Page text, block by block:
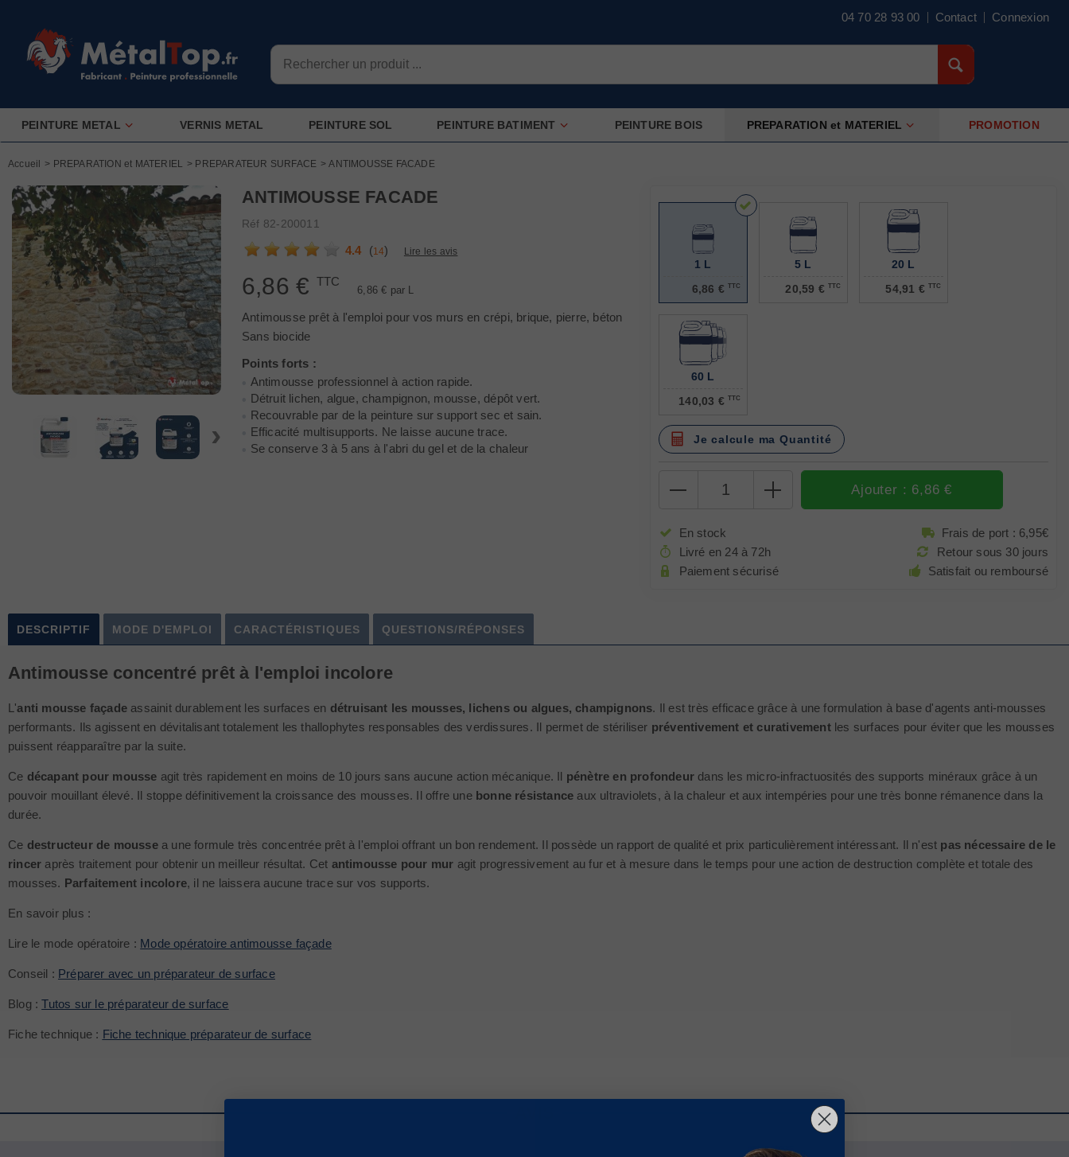
04 70 28 93 00 Contact Connexion
PEINTURE METAL VERNIS METAL PEINTURE SOL PEINTURE BATIMENT PEINTURE BOIS PREPARATION et MATERIEL PROMOTION
Accueil > PREPARATION et MATERIEL > PREPARATEUR SURFACE > ANTIMOUSSE FACADE
›
ANTIMOUSSE FACADE
Réf 82-200011
4.4 (14) Lire les avis
6,86 € TTC
6,86 € par L
Antimousse prêt à l'emploi pour vos murs en crépi, brique, pierre, béton
Sans biocide
Points forts :
Antimousse professionnel à action rapide.
Détruit lichen, algue, champignon, mousse, dépôt vert.
Recouvrable par de la peinture sur support sec et sain.
Efficacité multisupports. Ne laisse aucune trace.
Se conserve 3 à 5 ans à l'abri du gel et de la chaleur
1 L
6,86 € TTC
5 L
20,59 € TTC
20 L
54,91 € TTC
60 L
140,03 € TTC
Je calcule ma Quantité
En stock
Frais de port : 6,95€
Livré en 24 à 72h
Retour sous 30 jours
Paiement sécurisé
Satisfait ou remboursé
DESCRIPTIF MODE D'EMPLOI CARACTÉRISTIQUES QUESTIONS/RÉPONSES
Antimousse concentré prêt à l'emploi incolore
L'anti mousse façade assainit durablement les surfaces en détruisant les mousses, lichens ou algues, champignons. Il est très efficace grâce à une formulation à base d'agents anti-mousses
performants. Ils agissent en dévitalisant totalement les thallophytes responsables des verdissures. Il permet de stériliser préventivement et curativementles surfaces pour éviter que les mousses
puissent réapparaître par la suite.
Ce décapant pour mousse agit très rapidement en moins de 10 jours sans aucune action mécanique. Il pénètre en profondeur dans les micro-infractuosités des supports minéraux grâce à un
pouvoir mouillant élevé. Il stoppe définitivement la croissance des mousses. Il offre une bonne résistance aux ultraviolets, à la chaleur et aux intempéries pour une très bonne rémanence dans la
durée.
Ce destructeur de moussea une formule très concentrée prêt à l'emploi offrant un bon rendement. Il possède un rapport de qualité et prix particulièrement intéressant. Il n'est pas nécessaire de le
rincer après traitement pour obtenir un meilleur résultat. Cet antimousse pour mur agit progressivement au fur et à mesure dans le temps pour une action de destruction complète et totale des
mousses. Parfaitement incolore, il ne laissera aucune trace sur vos supports.
En savoir plus :
Lire le mode opératoire : Mode opératoire antimousse façade
Conseil : Préparer avec un préparateur de surface
Blog :Tutos sur le préparateur de surface
Fiche technique : Fiche technique préparateur de surface
Longueur
Nb couches
Conseil :
Appliquer la peinture de finition en 2 couches